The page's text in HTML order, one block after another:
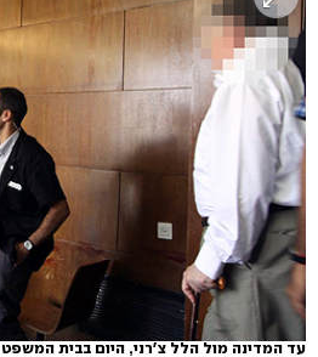
עד המדינה מול הלל צ'רני, היום בבית המשפט